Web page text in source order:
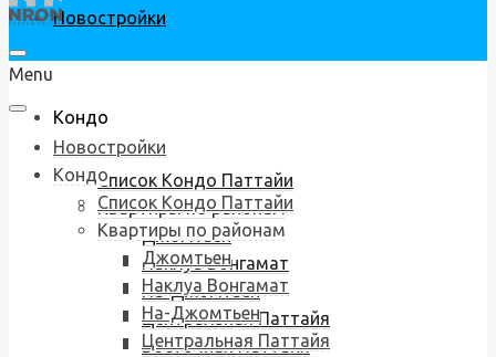
Новостройки
Кондо
Список Кондо Паттайи
Квартиры по районам
Джомтьен
Наклуа Вонгамат
На-Джомтьен
Центральная Паттайя
Восточная Паттайя
Menu
Новостройки
Кондо
Список Кондо Паттайи
Квартиры по районам
Джомтьен
Наклуа Вонгамат
На-Джомтьен
Центральная Паттайя